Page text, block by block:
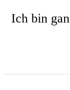
Ich bin